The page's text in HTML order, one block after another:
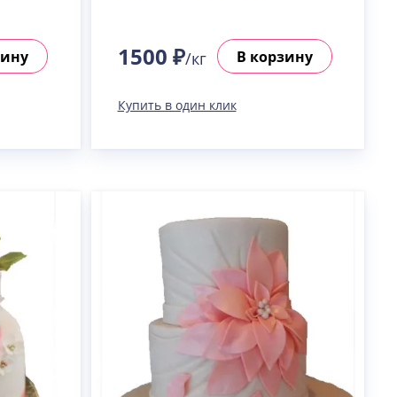
1500 ₽/кг В корзину
Купить в один клик